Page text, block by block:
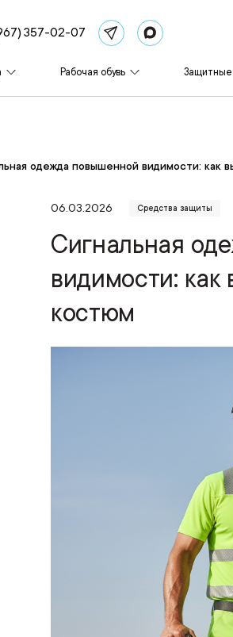
357-02-07
Рабочая обувь Защитные
одежда повышенной видимости: как
06.03.2026 Средства защиты
Сигнальная
видимости: как
костюм